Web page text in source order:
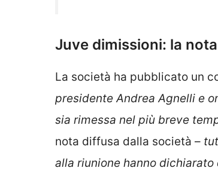
Juve dimissioni: la
La società ha pubblicato un
presidente Andrea Agnelli e
sia rimessa nel più breve
nota diffusa dalla società –
alla riunione hanno dichiarato